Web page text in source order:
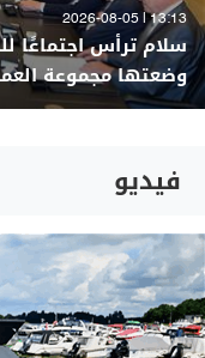
13:13 | 2026-08-05
سلام ترأس اجتماعًا
وضعتها مجموعة
فيديو